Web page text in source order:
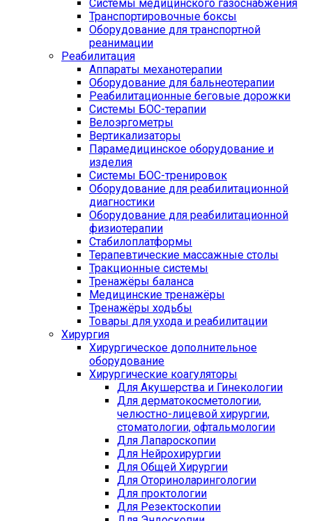
Системы медицинского газоснабжения
Транспортировочные боксы
Оборудование для транспортной
реанимации
Реабилитация
Аппараты механотерапии
Оборудование для бальнеотерапии
Реабилитационные беговые дорожки
Системы БОС-терапии
Велоэргометры
Вертикализаторы
Парамедицинское оборудование и
изделия
Системы БОС-тренировок
Оборудование для реабилитационной
диагностики
Оборудование для реабилитационной
физиотерапии
Стабилоплатформы
Терапевтические массажные столы
Тракционные системы
Тренажёры баланса
Медицинские тренажёры
Тренажёры ходьбы
Товары для ухода и реабилитации
Хирургия
Хирургическое дополнительное
оборудование
Хирургические коагуляторы
Для Акушерства и Гинекологии
Для дерматокосметологии,
челюстно-лицевой хирургии,
стоматологии, офтальмологии
Для Лапароскопии
Для Нейрохирургии
Для Общей Хирургии
Для Оториноларингологии
Для проктологии
Для Резектоскопии